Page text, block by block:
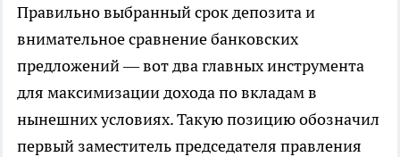
Правильно выбранный срок депозита и
внимательное сравнение банковских
предложений — вот два главных инструмента
для максимизации дохода по вкладам в
нынешних условиях. Такую позицию обозначил
первый заместитель председателя правления